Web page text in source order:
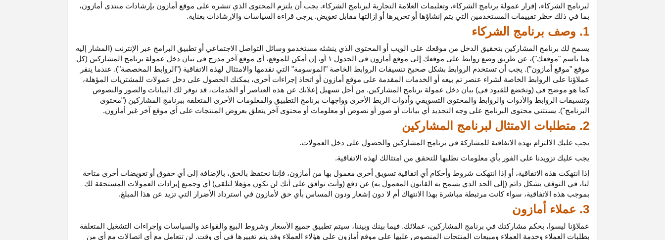
لبرنامج الشركاء،
إقرار عمولة برنامج الشركاء، وتعليمات العلامة التجارية لبرنامج الشركاء. يجب أن يلتزم المحتوى الذي تنشره على موقع أمازون بإرشادات منتدى أمازون،
بما في ذلك حظر تقييمات المستخدمين التي يتم إنشاؤها أو تحريرها أو إزالتها مقابل تعويض. يرجى قراءة السياسات والإرشادات بعناية.
1. وصف برنامج الشركاء
يسمح لك برنامج المشاركين بتحقيق الدخل من موقعك على الويب أو المحتوى الذي ينشئه مستخدمو وسائل التواصل الاجتماعي أو تطبيق البرامج عبر الإنترنت (المشار إليه
هنا باسم "موقعك")، عن طريق وضع روابط على موقعك إلى موقع أمازون في الجدول ۱ أو، إن أمكن للموقع، أي موقع آخر مدرج في بيان دخل عمولة برنامج المشاركين (كل
موقع "موقع أمازون"). يجب أن تستخدم الروابط بشكل صحيح تنسيقات الروابط الخاصة "الموسومة" التي نقدمها والامتثال لهذه الاتفاقية ("الروابط المخصصة"). عندما ينقر
عملاؤنا على الروابط الخاصة لشراء عنصر تم بيعه أو الخدمات المقدمة على موقع أمازون أو اتخاذ إجراءات أخرى، يمكنك الحصول على دخل عمولات للمشتريات
المؤهلة،
كما هو موضح في (وتخضع للقيود في) بيان دخل عمولة برنامج المشاركين. من أجل تسهيل إعلانك عن هذه العناصر أو
الخدمات، قد نوفر لك البيانات والصور والنصوص
وتنسيقات الروابط والأدوات والروابط والمحتوى التسويقي وأدوات الربط الأخرى وواجهات برنامج التطبيق والمعلومات الأخرى المتعلقة ببرنامج المشاركين ("محتوى
البرنامج"). يستثني محتوى البرنامج على وجه التحديد أي بيانات أو صور أو نصوص أو معلومات أو محتوى آخر يتعلق بعروض المنتجات على أي موقع آخر غير أمازون.
2. متطلبات الامتثال لبرنامج المشاركين
يجب عليك الالتزام بهذه الاتفاقية للمشاركة في برنامج المشاركين والحصول على دخل العمولات.
يجب عليك تزويدنا على الفور بأي معلومات نطلبها للتحقق من امتثالك لهذه الاتفاقية.
إذا انتهكت هذه
الاتفاقية، أو إذا انتهكت شروط وأحكام أي اتفاقية تسويق أخرى معمول بها من أمازون، فإننا نحتفظ بالحق، بالإضافة إلى أي حقوق أو تعويضات أخرى متاحة
لنا، في التوقف بشكل دائم (إلى الحد الذي يسمح به القانون المعمول به) عن دفع (وأنت توافق على أنك لن تكون مؤهلا لتلقي) أي وجميع إيرادات العمولات المستحقة لك
بموجب هذه
الاتفاقية، سواء كانت مرتبطة مباشرة بهذا الانتهاك أم لا دون إشعار ودون المساس بأي حق لأمازون في استرداد الأضرار التي تزيد عن هذا المبلغ.
3. عملاء أمازون
عملاؤنا ليسوا، بحكم مشاركتك في برنامج المشاركين، عملائك. فيما بينك وبيننا، سيتم تطبيق جميع الأسعار وشروط البيع والقواعد والسياسات وإجراءات التشغيل المتعلقة
بطلبات العملاء وخدمة العملاء ومبيعات المنتجات المنصوص عليها على موقع أمازون على هؤلاء العملاء وقد يتم تغييرها في أي وقت. لن تتعامل مع أي اتصالات مع أي من